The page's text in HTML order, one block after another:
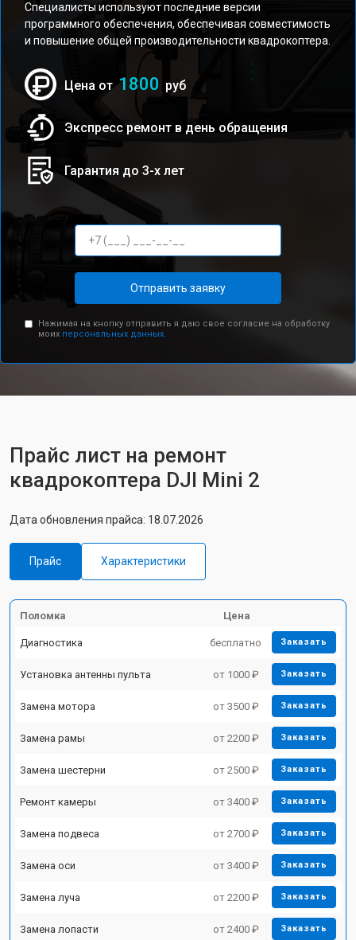
Специалисты используют последние версии
программного обеспечения, обеспечивая совместимость
и повышение общей производительности квадрокоптера.
Цена от1800 руб
Экспресс ремонт в день обращения
Гарантия до 3-х лет
Отправить заявку
Нажимая на кнопку отправить я даю свое согласие на обработку
моих персональных данных.
Прайс лист на ремонт
квадрокоптера DJI Mini 2
Дата обновления прайса: 18.07.2026
Прайс Характеристики
Поломка Цена
Диагностика бесплатно Заказать
Установка антенны пульта от 1000 ₽ Заказать
Замена мотора от 3500 ₽ Заказать
Замена рамы от 2200 ₽ Заказать
Замена шестерни от 2500 ₽ Заказать
Ремонт камеры от 3400 ₽ Заказать
Замена подвеса от 2700 ₽ Заказать
Замена оси от 3400 ₽ Заказать
Замена луча от 2200 ₽ Заказать
Замена лопасти от 2400 ₽ Заказать